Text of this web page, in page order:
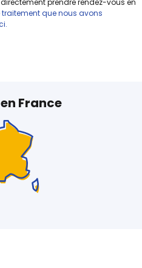
prendre rendez-vous en
traitement que nous avons
France